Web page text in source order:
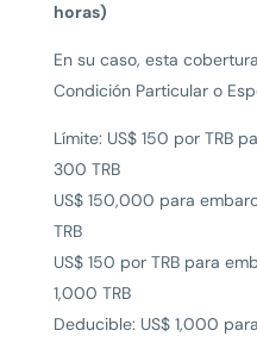
horas)
En su caso, esta
Condición Particular o
Límite: US$ 150 por TRB
300 TRB
US$ 150,000 para
TRB
US$ 150 por TRB para
1,000 TRB
Deducible: US$ 1,000